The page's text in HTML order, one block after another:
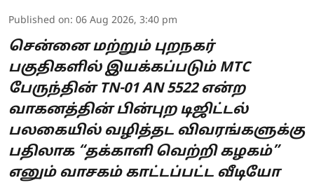
Published on: 06 Aug 2026, 3:40 pm
சென்னை மற்றும் புறநகர்
பகுதிகளில் இயக்கப்படும் MTC
பேருந்தின் TN-01 AN 5522 என்ற
வாகனத்தின் பின்புற டிஜிட்டல்
பலகையில் வழித்தட விவரங்களுக்கு
பதிலாக “தக்காளி வெற்றி கழகம்”
எனும் வாசகம் காட்டப்பட்ட வீடியோ